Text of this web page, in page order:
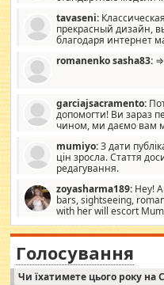
стандартные формы, в
со вкусом все в порядке,
мебель, а это не последний
tavaseni:
прекрасный дизайн,
благодаря интернет
romanenko sasha83: ⇒
garciajsacramento:
допомогти! Ви зараз
чином, ми даємо вам
допомагати людям, які
заслуговує на другий шанс,
повинні приймати від інших.
витрат, а тільки узгоджених
коментуйте цей пост.
зв'яжемося з вами з усіма
сьогодні на
гроші? Ми можемо
mumiyo:З дати
цін зросла. Стаття
редагування.
zoyasharma189: Hey!
bars, sightseeing,
with her will escort
sexy escort companion in
hotel had to spend the night in
woman "Love Solitaire"
Independent escort in
WhatsApp via an easily can
Голосування
Чи їхатимете цього року